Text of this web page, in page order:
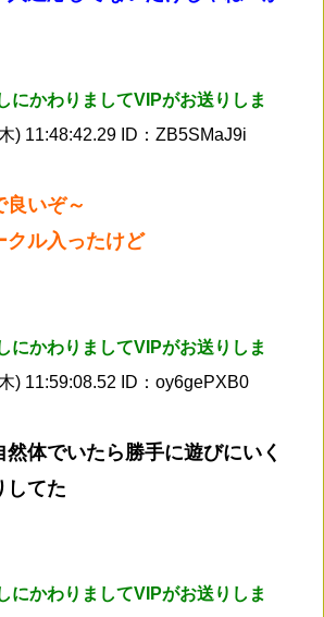
にかわりましてVIPがお送りしま
) 11:48:42.29 ID：ZB5SMaJ9i
良いぞ～
クル入ったけど
にかわりましてVIPがお送りしま
) 11:59:08.52 ID：oy6gePXB0
体でいたら勝手に遊びにいく
してた
にかわりましてVIPがお送りしま